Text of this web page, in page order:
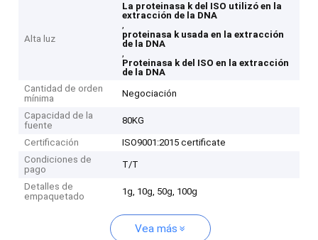
Alta luz
La proteinasa k del ISO utilizó en la
extracción de la DNA
,
proteinasa k usada en la extracción
de la DNA
,
Proteinasa k del ISO en la extracción
de la DNA
Cantidad de orden
mínima
Negociación
Capacidad de la
fuente
80KG
Certificación
ISO9001:2015 certificate
Condiciones de
pago
T/T
Detalles de
empaquetado
1g, 10g, 50g, 100g
Vea más